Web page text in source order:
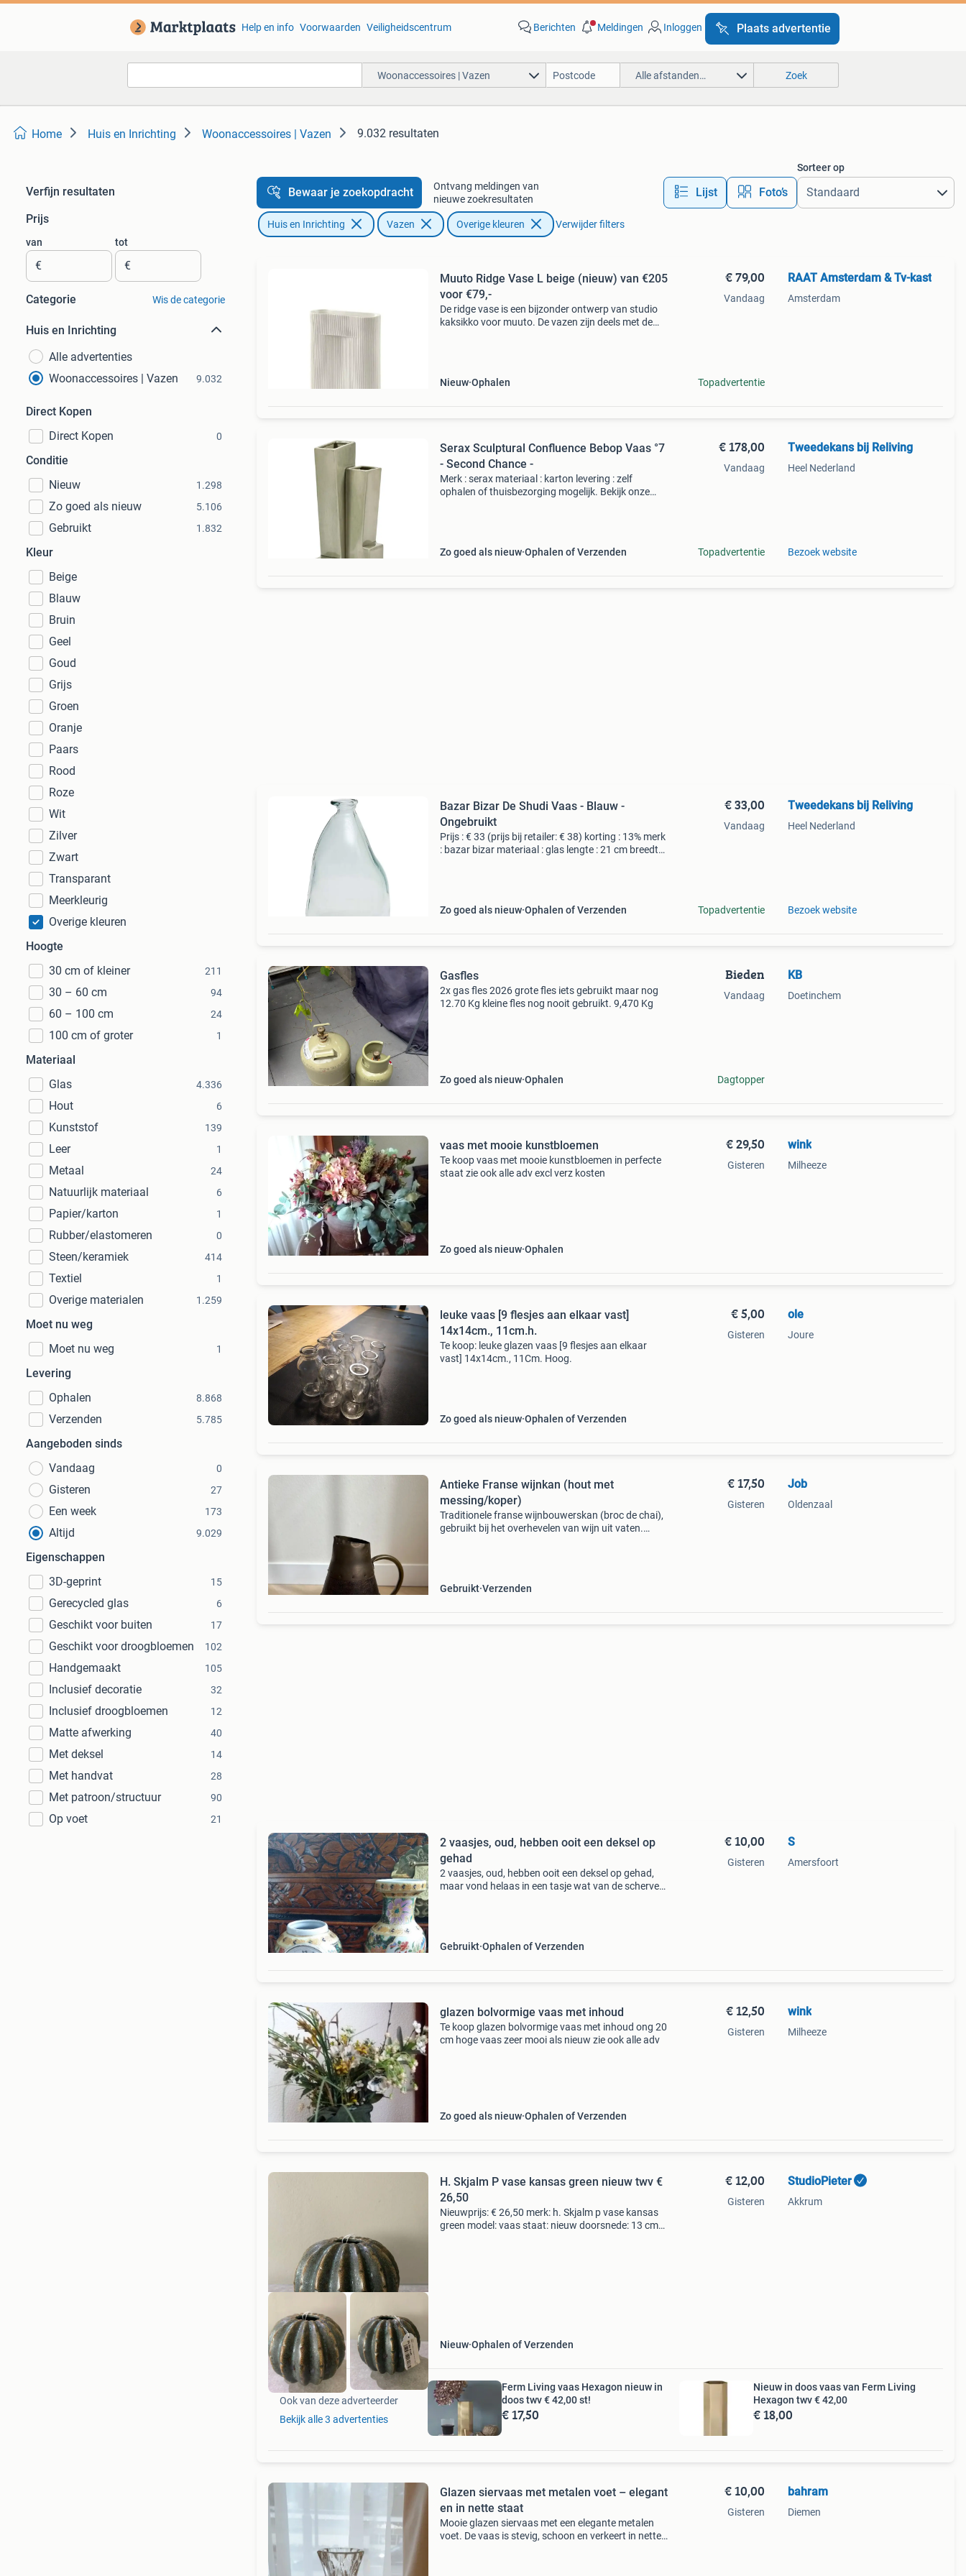
Help en info Voorwaarden Veiligheidscentrum Berichten Meldingen Inloggen Plaats advertentie
Woonaccessoires | Vazen Alle afstanden… Zoek
Home Huis en Inrichting Woonaccessoires | Vazen 9.032 resultaten
Verfijn resultaten
Prijs
van
€
tot
€
Categorie Wis de categorie
Huis en Inrichting
Alle advertenties
Woonaccessoires | Vazen
9.032
Direct Kopen
Direct Kopen
0
Conditie
Nieuw
1.298
Zo goed als nieuw 5.106
Gebruikt 1.832
Kleur
Beige
Blauw
Bruin
Geel
Goud
Grijs
Groen
Oranje
Paars
Rood
Roze
Wit
Zilver
Zwart
Transparant
Meerkleurig
Overige kleuren
Hoogte
30 cm of kleiner
211
30 – 60 cm 94
60 – 100 cm 24
100 cm of groter 1
Materiaal
Glas
4.336
Hout 6
Kunststof 139
Leer 1
Metaal 24
Natuurlijk materiaal 6
Papier/karton 1
Rubber/elastomeren 0
Steen/keramiek 414
Textiel 1
Overige materialen 1.259
Moet nu weg
Moet nu weg
1
Levering
Ophalen
8.868
Verzenden 5.785
Aangeboden sinds
Vandaag
0
Gisteren 27
Een week 173
Altijd 9.029
Eigenschappen
3D-geprint
15
Gerecycled glas 6
Geschikt voor buiten 17
Geschikt voor droogbloemen 102
Handgemaakt 105
Inclusief decoratie 32
Inclusief droogbloemen 12
Matte afwerking 40
Met deksel 14
Met handvat 28
Met patroon/structuur 90
Op voet 21
Bewaar je zoekopdracht
Ontvang meldingen van
nieuwe zoekresultaten
Lijst Foto’s
Sorteer op
Huis en Inrichting Vazen Overige kleuren Verwijder filters
Muuto Ridge Vase L beige (nieuw) van €205
voor €79,-
De ridge vase is een bijzonder ontwerp van studio
kaksikko voor muuto. De vazen zijn deels met de
Nieuw Ophalen
€ 79,00
Vandaag
Topadvertentie
RAAT Amsterdam & Tv-kast
Amsterdam
Serax Sculptural Confluence Bebop Vaas °7
- Second Chance -
Merk : serax materiaal : karton levering : zelf
ophalen of thuisbezorging mogelijk. Bekijk onze
Zo goed als nieuw Ophalen of Verzenden
€ 178,00
Vandaag
Topadvertentie
Tweedekans bij Reliving
Heel Nederland
Bezoek website
Bazar Bizar De Shudi Vaas - Blauw -
Ongebruikt
Prijs : € 33 (prijs bij retailer: € 38) korting : 13% merk
: bazar bizar materiaal : glas lengte : 21 cm breedte :
Zo goed als nieuw Ophalen of Verzenden
€ 33,00
Vandaag
Topadvertentie
Tweedekans bij Reliving
Heel Nederland
Bezoek website
Gasfles
2x gas fles 2026 grote fles iets gebruikt maar nog
12.70 Kg kleine fles nog nooit gebruikt. 9,470 Kg
Zo goed als nieuw Ophalen
Bieden
Vandaag
Dagtopper
KB
Doetinchem
vaas met mooie kunstbloemen
Te koop vaas met mooie kunstbloemen in perfecte
staat zie ook alle adv excl verz kosten
Zo goed als nieuw Ophalen
€ 29,50
Gisteren
wink
Milheeze
leuke vaas [9 flesjes aan elkaar vast]
14x14cm., 11cm.h.
Te koop: leuke glazen vaas [9 flesjes aan elkaar
vast] 14x14cm., 11Cm. Hoog.
Zo goed als nieuw Ophalen of Verzenden
€ 5,00
Gisteren
ole
Joure
Antieke Franse wijnkan (hout met
messing/koper)
Traditionele franse wijnbouwerskan (broc de chai),
gebruikt bij het overhevelen van wijn uit vaten.
Gebruikt Verzenden
€ 17,50
Gisteren
Job
Oldenzaal
2 vaasjes, oud, hebben ooit een deksel op
gehad
2 vaasjes, oud, hebben ooit een deksel op gehad,
maar vond helaas in een tasje wat van de scherven.
Gebruikt Ophalen of Verzenden
€ 10,00
Gisteren
S
Amersfoort
glazen bolvormige vaas met inhoud
Te koop glazen bolvormige vaas met inhoud ong 20
cm hoge vaas zeer mooi als nieuw zie ook alle adv
Zo goed als nieuw Ophalen of Verzenden
€ 12,50
Gisteren
wink
Milheeze
H. Skjalm P vase kansas green nieuw twv €
26,50
Nieuwprijs: € 26,50 merk: h. Skjalm p vase kansas
green model: vaas staat: nieuw doorsnede: 13 cm
Nieuw Ophalen of Verzenden
€ 12,00
Gisteren
StudioPieter
Akkrum
Ook van deze adverteerder
Bekijk alle 3 advertenties
Ferm Living vaas Hexagon nieuw in
doos twv € 42,00 st!
€ 17,50
Nieuw in doos vaas van Ferm Living
Hexagon twv € 42,00
€ 18,00
Glazen siervaas met metalen voet – elegant
en in nette staat
Mooie glazen siervaas met een elegante metalen
voet. De vaas is stevig, schoon en verkeert in nette
€ 10,00
Gisteren
bahram
Diemen